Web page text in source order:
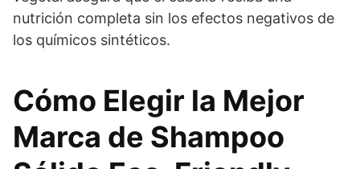
nutrición completa sin los efectos negativos de
los químicos sintéticos.
Cómo Elegir la Mejor
Marca de Shampoo